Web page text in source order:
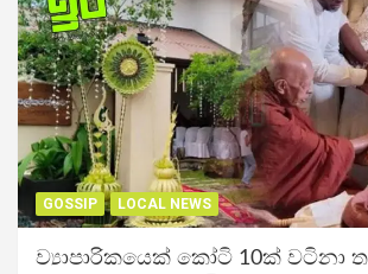
GOSSIP LOCAL NEWS
ව්‍යාපාරිකයෙක් කෝටි 10ක් වටිනා